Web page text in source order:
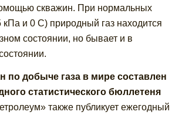
скважин. При нормальных
кПа и 0 C) природный газ находится
состоянии, но бывает и в
по добыче газа в мире составлен
статистического бюллетеня
также публикует ежегодный